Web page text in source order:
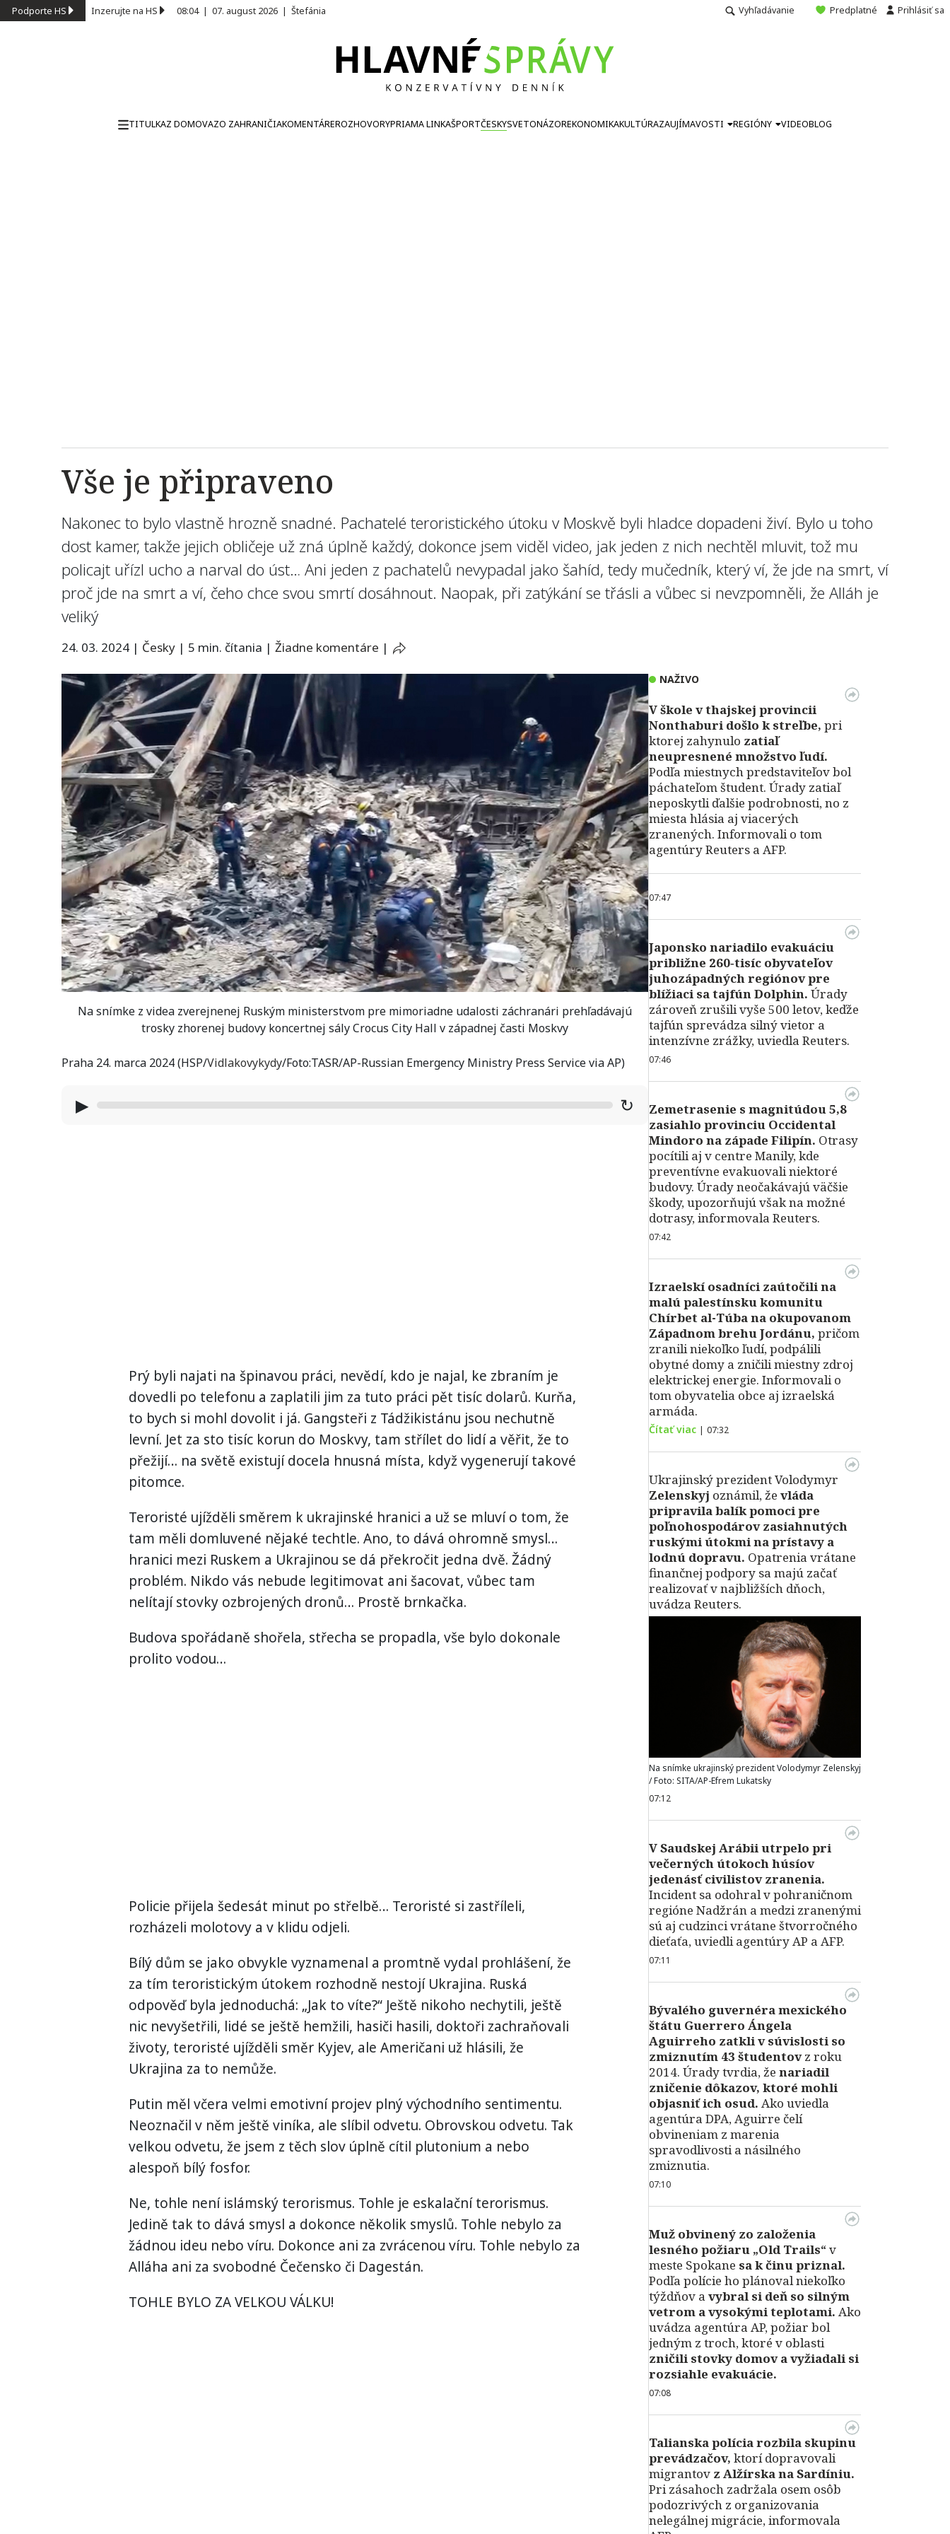
Podporte HS Inzerujte na HS 08:04| 07. august 2026 | Štefánia Vyhľadávanie Predplatné Prihlásiť sa
TITULKAZ DOMOVAZO ZAHRANIČIAKOMENTÁREROZHOVORYPRIAMA LINKAŠPORTČESKYSVETONÁZOREKONOMIKAKULTÚRAZAUJÍMAVOSTI REGIÓNY VIDEOBLOG
Vše je připraveno
Nakonec to bylo vlastně hrozně snadné. Pachatelé teroristického útoku v Moskvě byli hladce dopadeni živí. Bylo u toho
dost kamer, takže jejich obličeje už zná úplně každý, dokonce jsem viděl video, jak jeden z nich nechtěl mluvit, tož mu
policajt uřízl ucho a narval do úst… Ani jeden z pachatelů nevypadal jako šahíd, tedy mučedník, který ví, že jde na smrt, ví
proč jde na smrt a ví, čeho chce svou smrtí dosáhnout. Naopak, při zatýkání se třásli a vůbec si nevzpomněli, že Alláh je
veliký
24. 03. 2024 | Česky | 5 min. čítania | Žiadne komentáre |
Na snímke z videa zverejnenej Ruským ministerstvom pre mimoriadne udalosti záchranári prehľadávajú
trosky zhorenej budovy koncertnej sály Crocus City Hall v západnej časti Moskvy
Praha 24. marca 2024 (HSP/Vidlakovykydy/Foto:TASR/AP-Russian Emergency Ministry Press Service via AP)
▶ ↻
Prý byli najati na špinavou práci, nevědí, kdo je najal, ke zbraním je
dovedli po telefonu a zaplatili jim za tuto práci pět tisíc dolarů. Kurňa,
to bych si mohl dovolit i já. Gangsteři z Tádžikistánu jsou nechutně
levní. Jet za sto tisíc korun do Moskvy, tam střílet do lidí a věřit, že to
přežijí… na světě existují docela hnusná místa, když vygenerují takové
pitomce.
Teroristé ujížděli směrem k ukrajinské hranici a už se mluví o tom, že
tam měli domluvené nějaké techtle. Ano, to dává ohromně smysl…
hranici mezi Ruskem a Ukrajinou se dá překročit jedna dvě. Žádný
problém. Nikdo vás nebude legitimovat ani šacovat, vůbec tam
nelítají stovky ozbrojených dronů… Prostě brnkačka.
Budova spořádaně shořela, střecha se propadla, vše bylo dokonale
prolito vodou…
Policie přijela šedesát minut po střelbě… Teroristé si zastříleli,
rozházeli molotovy a v klidu odjeli.
Bílý dům se jako obvykle vyznamenal a promtně vydal prohlášení, že
za tím teroristickým útokem rozhodně nestojí Ukrajina. Ruská
odpověď byla jednoduchá: „Jak to víte?“ Ještě nikoho nechytili, ještě
nic nevyšetřili, lidé se ještě hemžili, hasiči hasili, doktoři zachraňovali
životy, teroristé ujížděli směr Kyjev, ale Američani už hlásili, že
Ukrajina za to nemůže.
Putin měl včera velmi emotivní projev plný východního sentimentu.
Neoznačil v něm ještě viníka, ale slíbil odvetu. Obrovskou odvetu. Tak
velkou odvetu, že jsem z těch slov úplně cítil plutonium a nebo
alespoň bílý fosfor.
Ne, tohle není islámský terorismus. Tohle je eskalační terorismus.
Jedině tak to dává smysl a dokonce několik smyslů. Tohle nebylo za
žádnou ideu nebo víru. Dokonce ani za zvrácenou víru. Tohle nebylo za
Alláha ani za svobodné Čečensko či Dagestán.
TOHLE BYLO ZA VELKOU VÁLKU!
NAŽIVO
V škole v thajskej provincii
Nonthaburi došlo k streľbe, pri
ktorej zahynulo zatiaľ
neupresnené množstvo ľudí.
Podľa miestnych predstaviteľov bol
páchateľom študent. Úrady zatiaľ
neposkytli ďalšie podrobnosti, no z
miesta hlásia aj viacerých
zranených. Informovali o tom
agentúry Reuters a AFP.
07:47
Japonsko nariadilo evakuáciu
približne 260‑tisíc obyvateľov
juhozápadných regiónov pre
blížiaci sa tajfún Dolphin. Úrady
zároveň zrušili vyše 500 letov, keďže
tajfún sprevádza silný vietor a
intenzívne zrážky, uviedla Reuters.
07:46
Zemetrasenie s magnitúdou 5,8
zasiahlo provinciu Occidental
Mindoro na západe Filipín. Otrasy
pocítili aj v centre Manily, kde
preventívne evakuovali niektoré
budovy. Úrady neočakávajú väčšie
škody, upozorňujú však na možné
dotrasy, informovala Reuters.
07:42
Izraelskí osadníci zaútočili na
malú palestínsku komunitu
Chírbet al-Túba na okupovanom
Západnom brehu Jordánu, pričom
zranili niekoľko ľudí, podpálili
obytné domy a zničili miestny zdroj
elektrickej energie. Informovali o
tom obyvatelia obce aj izraelská
armáda.
Čítať viac | 07:32
Ukrajinský prezident Volodymyr
Zelenskyj oznámil, že vláda
pripravila balík pomoci pre
poľnohospodárov zasiahnutých
ruskými útokmi na prístavy a
lodnú dopravu. Opatrenia vrátane
finančnej podpory sa majú začať
realizovať v najbližších dňoch,
uvádza Reuters.
Na snímke ukrajinský prezident Volodymyr Zelenskyj
/ Foto: SITA/AP-Efrem Lukatsky
07:12
V Saudskej Arábii utrpelo pri
večerných útokoch húsíov
jedenásť civilistov zranenia.
Incident sa odohral v pohraničnom
regióne Nadžrán a medzi zranenými
sú aj cudzinci vrátane štvorročného
dieťaťa, uviedli agentúry AP a AFP.
07:11
Bývalého guvernéra mexického
štátu Guerrero Ángela
Aguirreho zatkli v súvislosti so
zmiznutím 43 študentovz roku
2014. Úrady tvrdia, že nariadil
zničenie dôkazov, ktoré mohli
objasniť ich osud. Ako uviedla
agentúra DPA, Aguirre čelí
obvineniam z marenia
spravodlivosti a násilného
zmiznutia.
07:10
Muž obvinený zo založenia
lesného požiaru „Old Trails“v
meste Spokane sa k činu priznal.
Podľa polície ho plánoval niekoľko
týždňov a vybral si deň so silným
vetrom a vysokými teplotami. Ako
uvádza agentúra AP, požiar bol
jedným z troch, ktoré v oblasti
zničili stovky domov a vyžiadali si
rozsiahle evakuácie.
07:08
Talianska polícia rozbila skupinu
prevádzačov, ktorí dopravovali
migrantov z Alžírska na Sardíniu.
Pri zásahoch zadržala osem osôb
podozrivých z organizovania
nelegálnej migrácie, informovala